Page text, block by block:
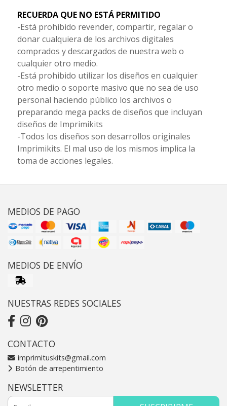
RECUERDA QUE NO ESTÁ PERMITIDO
-Está prohibido revender, compartir, regalar o
donar cualquiera de los archivos digitales
comprados y descargados de nuestra web o
cualquier otro medio.
-Está prohibido utilizar los diseños en cualquier
otro medio o soporte masivo que no sea de uso
personal haciendo público los archivos o
preparando mega packs de diseños que incluyan
diseños de Imprimikits
-Todos los diseños son desarrollos originales
Imprimikits. El mal uso de los mismos implica la
toma de acciones legales.
MEDIOS DE PAGO
MEDIOS DE ENVÍO
NUESTRAS REDES SOCIALES
CONTACTO
imprimituskits@gmail.com
Botón de arrepentimiento
NEWSLETTER